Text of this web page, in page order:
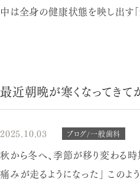
中は全身の健康状態を映し出す
最近朝晩が寒くなってきて
2025.10.03 ブログ/一般歯科
秋から冬へ、季節が移り変わる時
痛みが走るようになった」 このよ